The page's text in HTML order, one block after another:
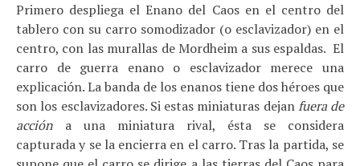
Primero despliega el Enano del Caos en el centro del
tablero con su carro somodizador (o esclavizador) en el
centro, con las murallas de Mordheim a sus espaldas. El
carro de guerra enano o esclavizador merece una
explicación. La banda de los enanos tiene dos héroes que
son los esclavizadores. Si estas miniaturas dejanfuera de
acción a una miniatura rival, ésta se considera
capturada y se la encierra en el carro. Tras la partida, se